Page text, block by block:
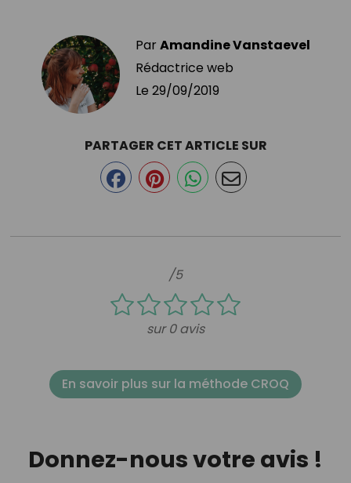
ParAmandine Vanstaevel
Rédactrice web
Le 29/09/2019
/5
sur 0 avis
PARTAGER CET ARTICLE SUR
En savoir plus sur la méthode CROQ
Donnez-nous votre avis !